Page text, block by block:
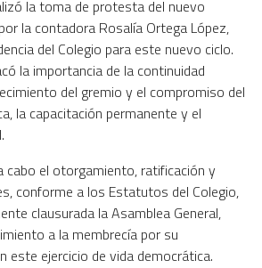
la toma de protesta del nuevo
la contadora Rosalía Ortega López,
del Colegio para este nuevo ciclo.
la importancia de la continuidad
del gremio y el compromiso del
la capacitación permanente y el
cabo el otorgamiento, ratificación y
conforme a los Estatutos del Colegio,
clausurada la Asamblea General,
a la membrecía por su
este ejercicio de vida democrática.